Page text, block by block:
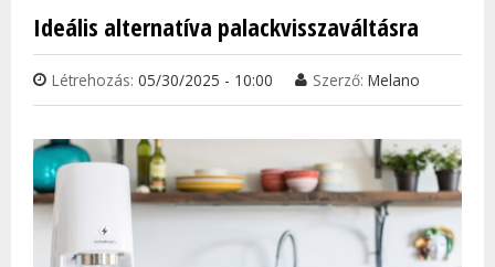
Ideális alternatíva palackvisszaváltásra
Létrehozás: 05/30/2025 - 10:00 Szerző: Melano